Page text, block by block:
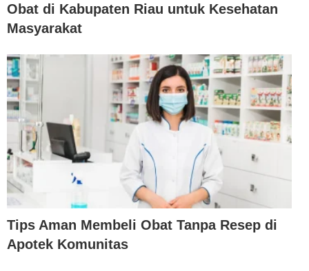
Obat di Kabupaten Riau untuk Kesehatan
Masyarakat
Tips Aman Membeli Obat Tanpa Resep di
Apotek Komunitas